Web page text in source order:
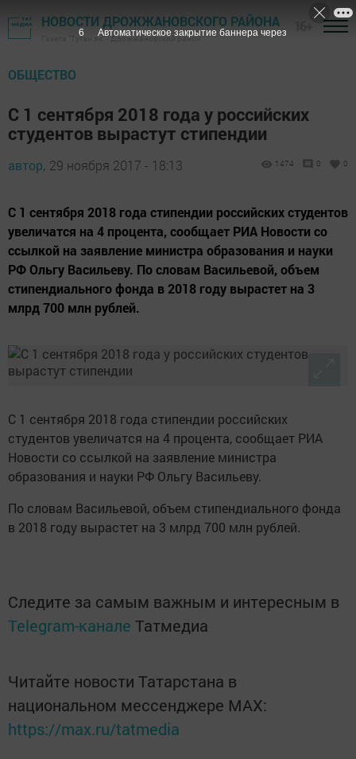
НОВОСТИ ДРОЖЖАНОВСКОГО РАЙОНА
Газета "Туган як" - Дрожжановский район
ОБЩЕСТВО
С 1 сентября 2018 года у российских
студентов вырастут стипендии
автор, 29 ноября 2017 - 18:13 1474 0 0
С 1 сентября 2018 года стипендии российских студентов
увеличатся на 4 процента, сообщает РИА Новости со
ссылкой на заявление министра образования и науки
РФ Ольгу Васильеву. По словам Васильевой, объем
стипендиального фонда в 2018 году вырастет на 3
млрд 700 млн рублей.
С 1 сентября 2018 года стипендии российских
студентов увеличатся на 4 процента, сообщает РИА
Новости со ссылкой на заявление министра
образования и науки РФ Ольгу Васильеву.
По словам Васильевой, объем стипендиального фонда
в 2018 году вырастет на 3 млрд 700 млн рублей.
Следите за самым важным и интересным в
Telegram-канале Татмедиа
Читайте новости Татарстана в
национальном мессенджере MАХ:
https://max.ru/tatmedia
5 Автоматическое закрытие баннера через